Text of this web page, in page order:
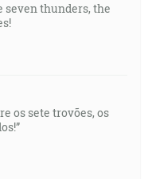
seven thunders, the
os sete trovões, os